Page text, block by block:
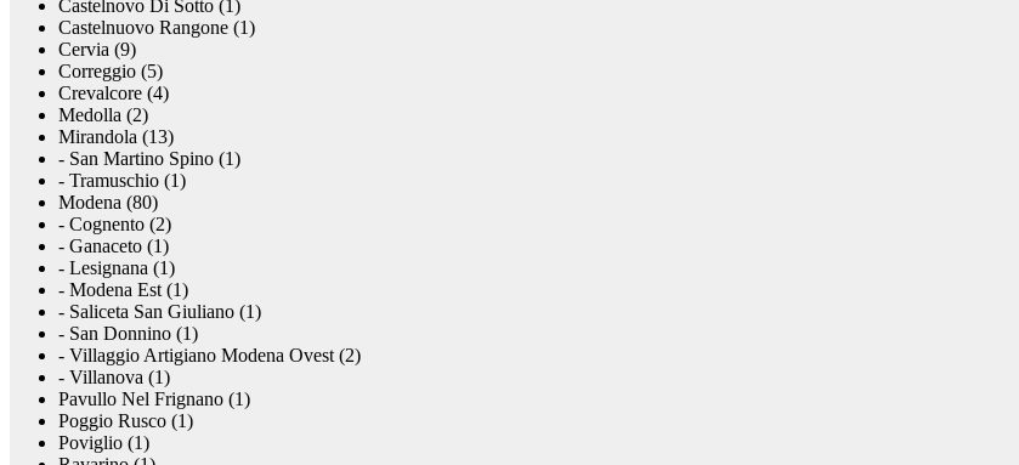
Castelnovo Di Sotto (1)
Castelnuovo Rangone (1)
Cervia (9)
Correggio (5)
Crevalcore (4)
Medolla (2)
Mirandola (13)
- San Martino Spino (1)
- Tramuschio (1)
Modena (80)
- Cognento (2)
- Ganaceto (1)
- Lesignana (1)
- Modena Est (1)
- Saliceta San Giuliano (1)
- San Donnino (1)
- Villaggio Artigiano Modena Ovest (2)
- Villanova (1)
Pavullo Nel Frignano (1)
Poggio Rusco (1)
Poviglio (1)